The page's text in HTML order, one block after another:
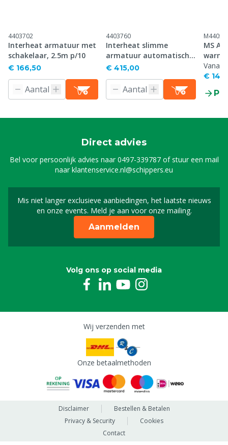
4403702
Interheat armatuur met
schakelaar, 2.5m p/10
€ 166,50
4403760
Interheat slimme
armatuur automatisch
2,5 m, p/10
€ 415,00
MS
Vanaf
€
Direct advies
Bel voor persoonlijk advies naar0497-339787of stuur een mail
naarklantenservice.nl@schippers.eu
Mis niet langer exclusieve aanbiedingen, het laatste nieuws
en onze events. Meld je aan voor onze mailing.
Schrijf je in voor onze
Aanmelden
Volg ons op social media
Wij verzenden met
Onze betaalmethoden
Disclaimer
Bestellen & Betalen
Privacy & Security
Cookies
Contact